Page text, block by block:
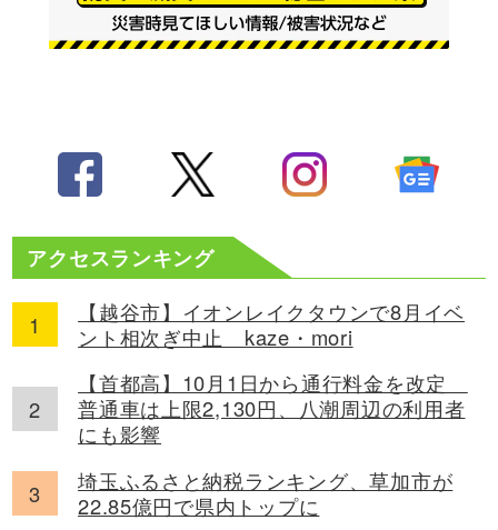
アクセスランキング
【越谷市】イオンレイクタウンで8月イベ
ント相次ぎ中止 kaze・mori
【首都高】10月1日から通行料金を改定
普通車は上限2,130円、八潮周辺の利用者
にも影響
埼玉ふるさと納税ランキング、草加市が
22.85億円で県内トップに